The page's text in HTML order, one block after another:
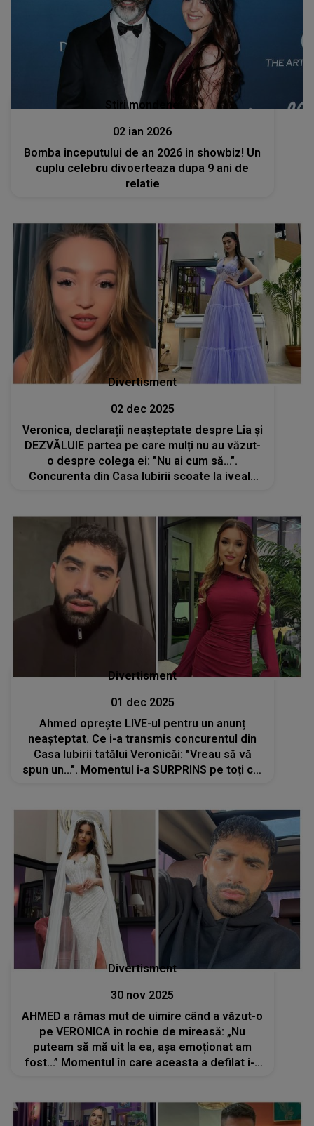
Stiri mondene
02 ian 2026
Bomba inceputului de an 2026 in showbiz! Un
cuplu celebru divoerteaza dupa 9 ani de
relatie
Divertisment
02 dec 2025
Veronica, declarații neașteptate despre Lia și
DEZVĂLUIE partea pe care mulți nu au văzut-
o despre colega ei: "Nu ai cum să...".
Concurenta din Casa Iubirii scoate la iveală
Divertisment
01 dec 2025
Ahmed oprește LIVE-ul pentru un anunț
neașteptat. Ce i-a transmis concurentul din
Casa Iubirii tatălui Veronicăi: "Vreau să vă
spun un...". Momentul i-a SURPRINS pe toți cei
Divertisment
30 nov 2025
AHMED a rămas mut de uimire când a văzut-o
pe VERONICA în rochie de mireasă: „Nu
puteam să mă uit la ea, așa emoționat am
fost...” Momentul în care aceasta a defilat i-a